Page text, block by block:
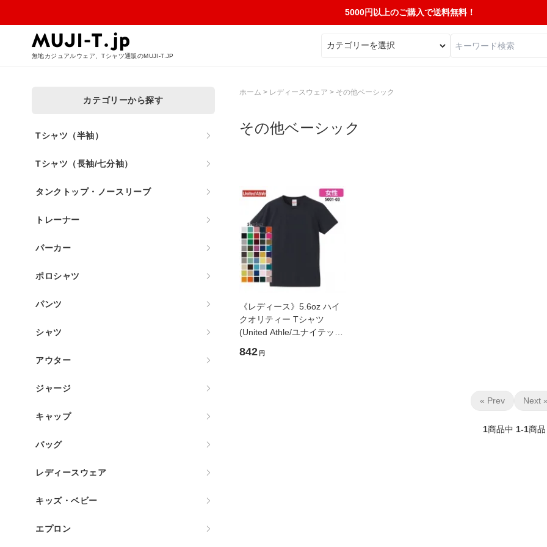
5000円以上のご購入で送料無料！
無地カジュアルウェア、Tシャツ通販のMUJI-T.JP
カテゴリーから探す
Tシャツ（半袖）
Tシャツ（長袖/七分袖）
タンクトップ・ノースリーブ
トレーナー
パーカー
ポロシャツ
パンツ
シャツ
アウター
ジャージ
キャップ
バッグ
レディースウェア
キッズ・ベビー
エプロン
ホーム > レディースウェア > その他ベーシック
その他ベーシック
《レディース》5.6oz ハイ
クオリティー Tシャツ
(United Athle/ユナイテッド
842 円
« Prev Next
1商品中 1-1商品